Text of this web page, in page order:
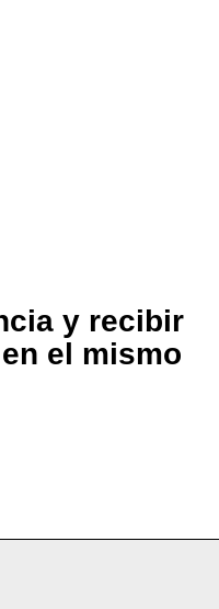
y recibir
el mismo